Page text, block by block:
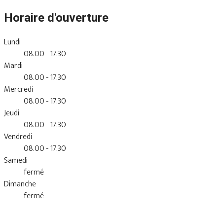
Horaire d'ouverture
Lundi
08.00 - 17.30
Mardi
08.00 - 17.30
Mercredi
08.00 - 17.30
Jeudi
08.00 - 17.30
Vendredi
08.00 - 17.30
Samedi
fermé
Dimanche
fermé